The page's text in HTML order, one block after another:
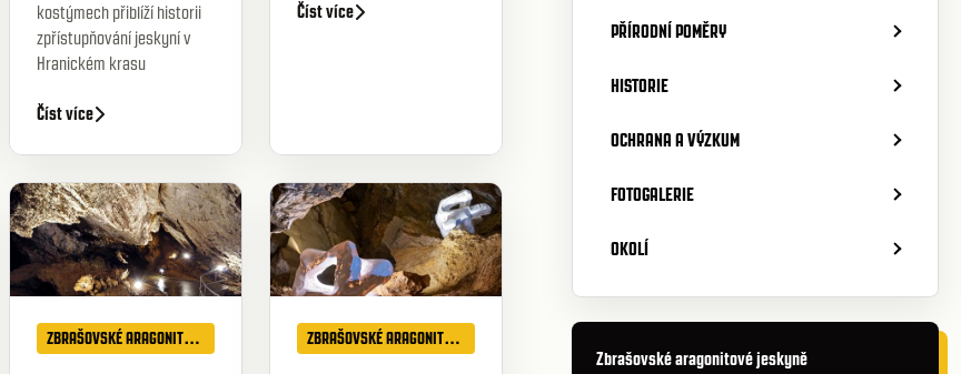
kostýmech přiblíží historii
zpřístupňování jeskyní v
Hranickém krasu
Číst více
Číst více
ZBRAŠOVSKÉ ARAGONITOVÉ JESKYNĚ ZBRAŠOVSKÉ ARAGONITOVÉ JESKYNĚ
PŘÍRODNÍ POMĚRY
HISTORIE
OCHRANA A VÝZKUM
FOTOGALERIE
OKOLÍ
Zbrašovské aragonitové jeskyně